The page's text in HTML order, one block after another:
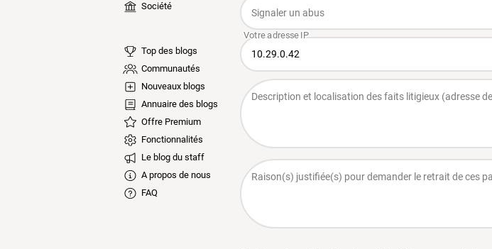
Société
Top des blogs
Communautés
Nouveaux blogs
Annuaire des blogs
Offre Premium
Fonctionnalités
Le blog du staff
A propos de nous
FAQ